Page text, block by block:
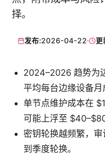
择。
发布:2026-04-22· 更
2024–2026 趋势为
平均每台边缘设备月
单节点维护成本在
可能上浮至 $40–$80
密钥轮换越频繁，
到季度轮换。